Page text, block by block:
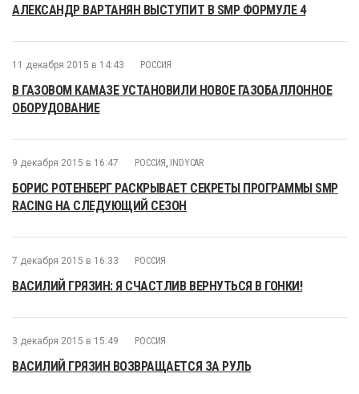
АЛЕКСАНДР ВАРТАНЯН ВЫСТУПИТ В SMP ФОРМУЛЕ 4
11 декабря 2015 в 14:43 РОССИЯ
В ГАЗОВОМ КАМАЗЕ УСТАНОВИЛИ НОВОЕ ГАЗОБАЛЛОННОЕ
ОБОРУДОВАНИЕ
9 декабря 2015 в 16:47 РОССИЯ , INDYCAR
БОРИС РОТЕНБЕРГ РАСКРЫВАЕТ СЕКРЕТЫ ПРОГРАММЫ SMP
RACING НА СЛЕДУЮЩИЙ СЕЗОН
7 декабря 2015 в 16:33 РОССИЯ
ВАСИЛИЙ ГРЯЗИН: Я СЧАСТЛИВ ВЕРНУТЬСЯ В ГОНКИ!
3 декабря 2015 в 15:49 РОССИЯ
ВАСИЛИЙ ГРЯЗИН ВОЗВРАЩАЕТСЯ ЗА РУЛЬ